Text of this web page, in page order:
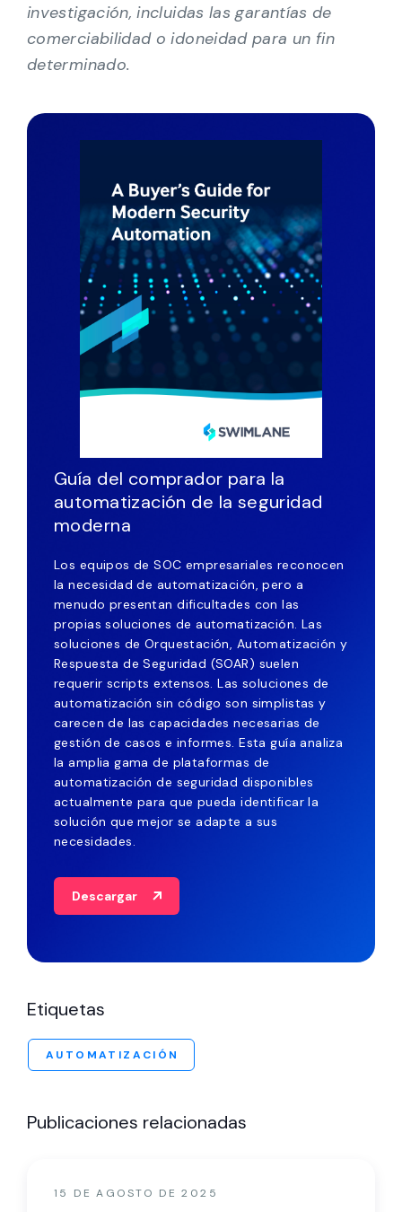
investigación, incluidas las garantías de
comerciabilidad o idoneidad para un fin
determinado.
Guía del comprador para la
automatización de la seguridad
moderna
Los equipos de SOC empresariales reconocen
la necesidad de automatización, pero a
menudo presentan dificultades con las
propias soluciones de automatización. Las
soluciones de Orquestación, Automatización y
Respuesta de Seguridad (SOAR) suelen
requerir scripts extensos. Las soluciones de
automatización sin código son simplistas y
carecen de las capacidades necesarias de
gestión de casos e informes. Esta guía analiza
la amplia gama de plataformas de
automatización de seguridad disponibles
actualmente para que pueda identificar la
solución que mejor se adapte a sus
necesidades.
Descargar
Etiquetas
AUTOMATIZACIÓN
Publicaciones relacionadas
15 DE AGOSTO DE 2025